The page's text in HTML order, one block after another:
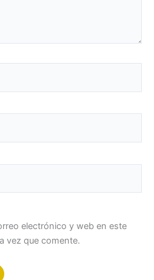
electrónico y web en este
vez que comente.